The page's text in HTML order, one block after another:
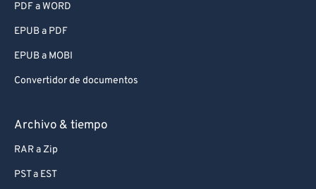
PDF a WORD
EPUB a PDF
EPUB a MOBI
Convertidor de documentos
Archivo & tiempo
RAR a Zip
PST a EST